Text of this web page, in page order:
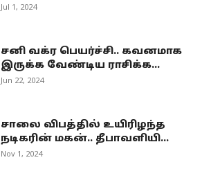
Jul 1, 2024
சனி வக்ர பெயர்ச்சி.. கவனமாக
இருக்க வேண்டிய ராசிக்க...
Jun 22, 2024
சாலை விபத்தில் உயிரிழந்த
நடிகரின் மகன்.. தீபாவளியி...
Nov 1, 2024